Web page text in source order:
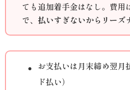
ても追加着手金はなし。費用
で、 払いすぎないからリーズ
お支払いは月末締め翌月
ド払い）